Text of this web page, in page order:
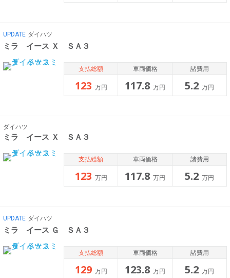
UPDATE ダイハツ
ミラ イース Ｘ ＳＡ３
支払総額
123 万円
車両価格
117.8 万円
諸費用
5.2 万円
ダイハツ
ミラ イース Ｘ ＳＡ３
支払総額
123 万円
車両価格
117.8 万円
諸費用
5.2 万円
UPDATE ダイハツ
ミラ イース Ｇ ＳＡ３
支払総額
129 万円
車両価格
123.8 万円
諸費用
5.2 万円